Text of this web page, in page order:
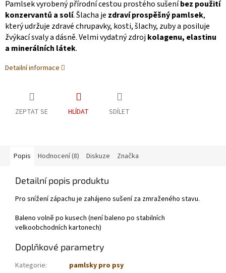
Pamlsek vyrobený přírodní cestou prostého sušeníbez použití
konzervantů a solí. Šlacha je zdraví prospěšný pamlsek,
který udržuje zdravé chrupavky, kosti, šlachy, zuby a posiluje
žvýkací svaly a dásně.Velmi vydatný zdrojkolagenu, elastinu
a minerálních látek.
Detailní informace
ZEPTAT SE HLÍDAT SDÍLET
Popis Hodnocení (8) Diskuze Značka
Detailní popis produktu
Pro snížení zápachu je zahájeno sušení za zmraženého stavu.
Baleno volně po kusech (není baleno po stabilních
velkoobchodních kartonech)
Doplňkové parametry
Kategorie:
pamlsky pro psy